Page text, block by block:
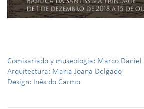
Comisariado y museologia: Marco Daniel
Arquitectura: Maria Joana Delgado
Design: Inês do Carmo